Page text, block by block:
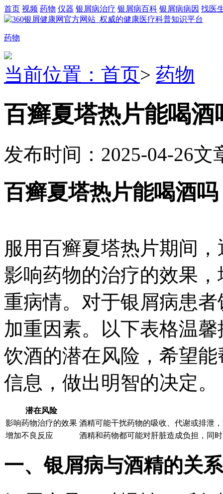
首页 视频 药物 仪器 银屑病治疗 银屑病百科 银屑病病因 找医
药物
当前位置：首页> 药物
百癣夏塔热片能喝酒
发布时间：2025-04-26文
百癣夏塔热片能喝酒吗
服用百癣夏塔热片期间
影响药物的治疗的效果
重病情。对于银屑病患
加重因素。以下表格温
饮酒的潜在风险，希望
信息，做出明智的决定。
潜在风险
影响药物治疗的效果 酒精可能干扰药物的吸收、代谢或排泄
增加不良反应
酒精和药物都可能对肝脏造成负担，同
一、银屑病与酒精的关系